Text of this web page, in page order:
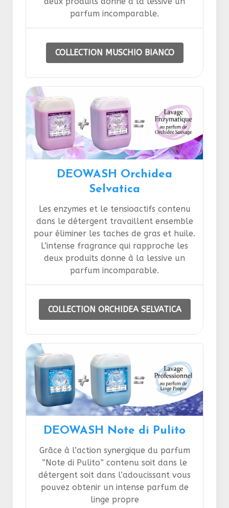
parfum incomparable.
COLLECTION MUSCHIO BIANCO
DEOWASH Orchidea
Selvatica
Les enzymes et le tensioactifs contenu
dans le détergent travaillent ensemble
pour éliminer les taches de gras et huile.
L’intense fragrance qui rapproche les
deux produits donne à la lessive un
parfum incomparable.
COLLECTION ORCHIDEA SELVATICA
DEOWASH Note di Pulito
Grâce à l’action synergique du parfum
”Note di Pulito” contenu soit dans le
détergent soit dans l’adoucissant vous
pouvez obtenir un intense parfum de
linge propre